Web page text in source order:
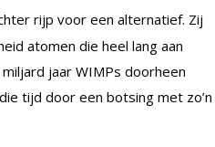
rijp voor een alternatief. Zij
atomen die heel lang aan
jaar WIMPs doorheen
tijd door een botsing met zo’n